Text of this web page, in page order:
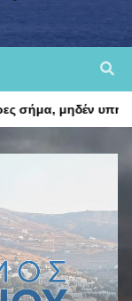
«κολλάει» το